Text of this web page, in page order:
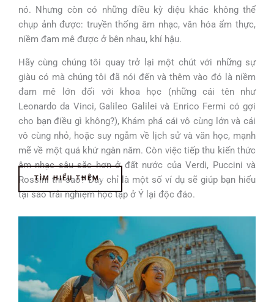
nó. Nhưng còn có những điều kỳ diệu khác không thể
chụp ảnh được: truyền thống âm nhạc, văn hóa ẩm thực,
niềm đam mê được ở bên nhau, khí hậu.
Hãy cùng chúng tôi quay trở lại một chút với những sự
giàu có mà chúng tôi đã nói đến và thêm vào đó là niềm
đam mê lớn đối với khoa học (những cái tên như
Leonardo da Vinci, Galileo Galilei và Enrico Fermi có gợi
cho bạn điều gì không?), Khám phá cái vô cùng lớn và cái
vô cùng nhỏ, hoặc suy ngẫm về lịch sử và văn học, mạnh
mẽ về một quá khứ ngàn năm. Còn việc tiếp thu kiến thức
âm nhạc sâu sắc hơn ở đất nước của Verdi, Puccini và
Rossini thì sao? Đây chỉ là một số ví dụ sẽ giúp bạn hiểu
tại sao trải nghiệm học tập ở Ý lại độc đáo.
TÌM HIỂU THÊM